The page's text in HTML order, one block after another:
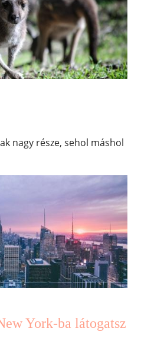
nagy része, sehol máshol
York-ba látogatsz